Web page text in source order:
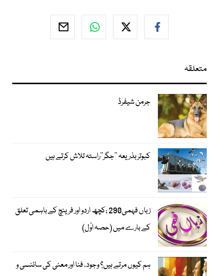
متعلقہ
جرمن شیفرڈ
کبوتر بذریعہ ’’جگر‘‘راستہ تلاش کرتے ہیں
زباں فہمی290 ;کچھ اردو اور فرینچ کے باہمی تعلق
کے بارے میں (حصہ اوّل)
ہم کیوں مرتے ہیں؟ وجود، فنا اور معنی کی سائنسی و